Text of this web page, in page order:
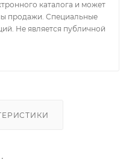
каталога и может
продажи. Специальные
Не является публичной